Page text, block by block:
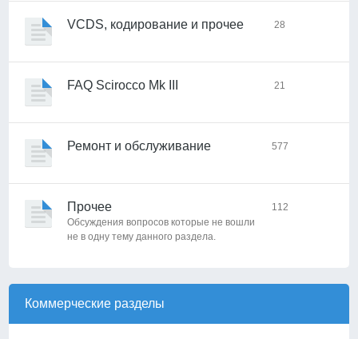
VCDS, кодирование и прочее 28
FAQ Scirocco Mk III 21
Ремонт и обслуживание 577
Прочее
Обсуждения вопросов которые не вошли
не в одну тему данного раздела.
112
Коммерческие разделы